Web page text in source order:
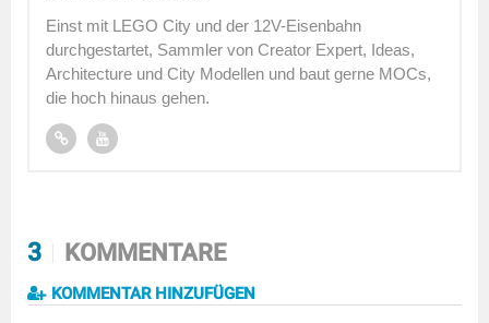
Einst mit LEGO City und der 12V-Eisenbahn
durchgestartet, Sammler von Creator Expert, Ideas,
Architecture und City Modellen und baut gerne MOCs,
die hoch hinaus gehen.
3 KOMMENTARE
KOMMENTAR HINZUFÜGEN